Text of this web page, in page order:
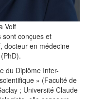
Volf
sont conçues et
docteur en médecine
du Diplôme Inter-
» (Faculté de
; Université Claude